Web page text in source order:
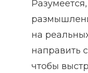
на
направить
чтобы